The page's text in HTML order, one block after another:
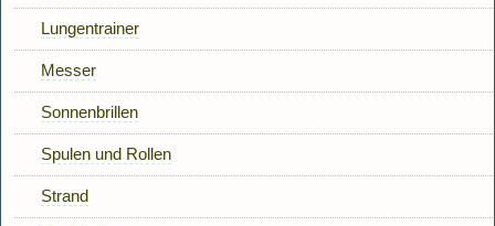
Lungentrainer
Messer
Sonnenbrillen
Spulen und Rollen
Strand